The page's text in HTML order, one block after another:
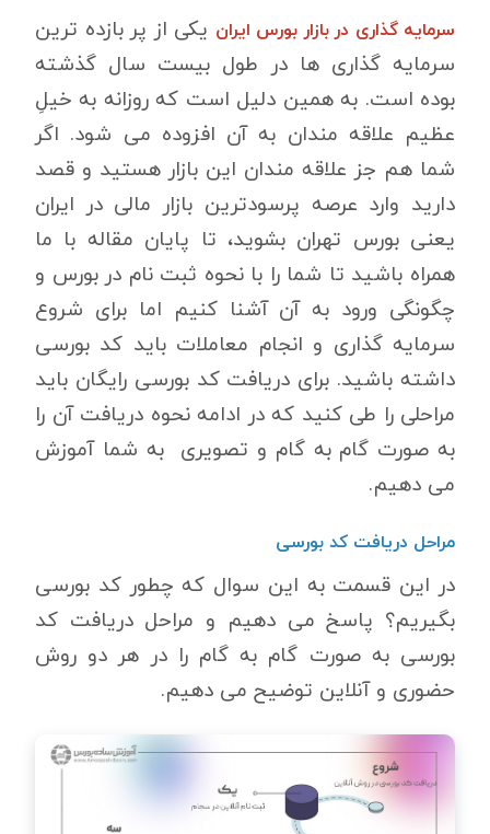
سرمایه گذاری در بازار بورس ایران یکی از پر بازده ترین
سرمایه گذاری ها در طول بیست سال گذشته
بوده است. به همین دلیل است که روزانه به خیلِ
عظیم علاقه مندان به آن افزوده می شود. اگر
شما هم جز علاقه مندان این بازار هستید و قصد
دارید وارد عرصه پرسودترین بازار مالی در ایران
یعنی بورس تهران بشوید، تا پایان مقاله با ما
همراه باشید تا شما را با نحوه ثبت نام در بورس و
چگونگی ورود به آن آشنا کنیم اما برای شروع
سرمایه گذاری و انجام معاملات باید کد بورسی
داشته باشید. برای دریافت کد بورسی رایگان باید
مراحلی را طی کنید که در ادامه نحوه دریافت آن را
به صورت گام به گام و تصویری به شما آموزش
می دهیم.
مراحل دریافت کد بورسی
در این قسمت به این سوال که چطور کد بورسی
بگیریم؟ پاسخ می دهیم و مراحل دریافت کد
بورسی به صورت گام به گام را در هر دو روش
حضوری و آنلاین توضیح می دهیم.